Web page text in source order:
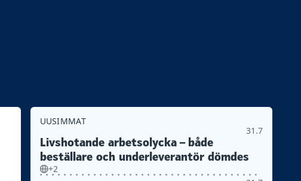
UUSIMMAT
31.7
Livshotande arbetsolycka – både
beställare och underleverantör dömdes
+2